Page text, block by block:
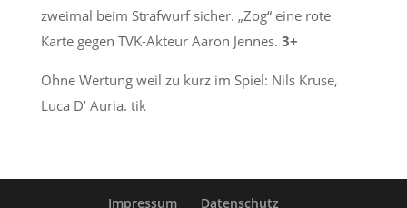
zweimal beim Strafwurf sicher. „Zog“ eine rote
Karte gegen TVK-Akteur Aaron Jennes. 3+
Ohne Wertung weil zu kurz im Spiel: Nils Kruse,
Luca D’ Auria. tik
Impressum Datenschutz